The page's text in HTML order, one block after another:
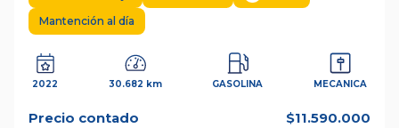
Mantención al día
2022 30.682 km GASOLINA MECANICA
Precio contado
$11.590.000